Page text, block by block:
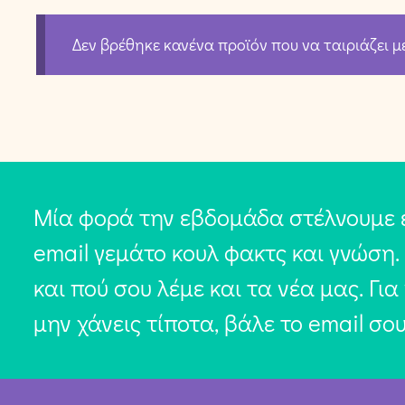
Δεν βρέθηκε κανένα προϊόν που να ταιριάζει
Μία φορά την εβδομάδα στέλνουμε
email γεμάτο κουλ φακτς και
και πού σου λέμε και τα νέα μας.
μην χάνεις τίποτα, βάλε το email